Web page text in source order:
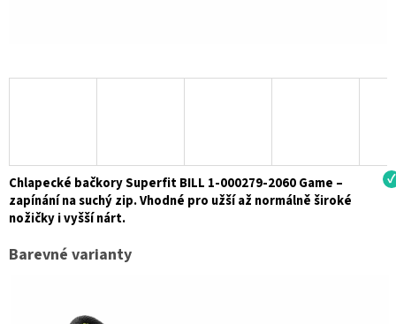
Chlapecké bačkory Superfit BILL 1-000279-2060 Game –
zapínání na suchý zip. Vhodné pro užší až normálně široké
nožičky i vyšší nárt.
Barevné varianty